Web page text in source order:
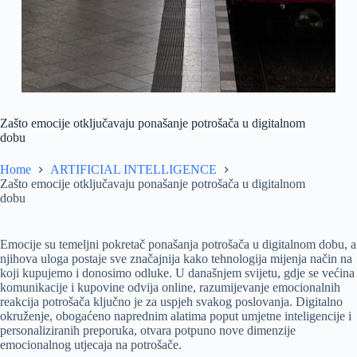
Zašto emocije otključavaju ponašanje potrošača u digitalnom
dobu
Home
ARTIFICIAL INTELLIGENCE
Zašto emocije otključavaju ponašanje potrošača u digitalnom
dobu
Emocije su temeljni pokretač ponašanja potrošača u digitalnom dobu, a
njihova uloga postaje sve značajnija kako tehnologija mijenja način na
koji kupujemo i donosimo odluke. U današnjem svijetu, gdje se većina
komunikacije i kupovine odvija online, razumijevanje emocionalnih
reakcija potrošača ključno je za uspjeh svakog poslovanja. Digitalno
okruženje, obogaćeno naprednim alatima poput umjetne inteligencije i
personaliziranih preporuka, otvara potpuno nove dimenzije
emocionalnog utjecaja na potrošače.